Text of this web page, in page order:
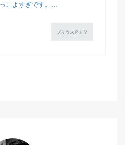
こよすぎです。...
プリウスＰＨＶ